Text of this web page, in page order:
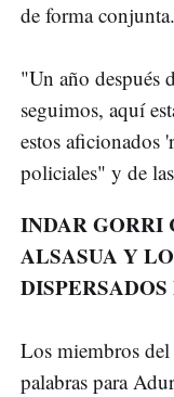
de forma conjunta.
"Un año después
seguimos, aquí
estos aficionados
policiales" y de
INDAR GORRI
ALSASUA Y
Los miembros
palabras para